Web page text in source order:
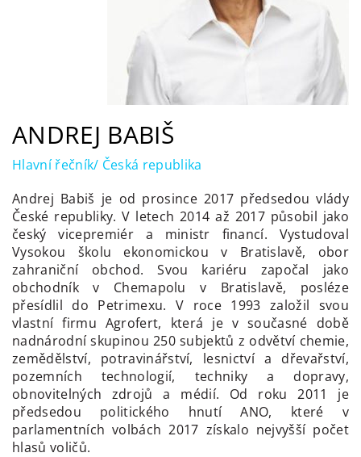
ANDREJ BABIŠ
Hlavní řečník/ Česká republika
Andrej Babiš je od prosince 2017 předsedou vlády
České republiky. V letech 2014 až 2017 působil jako
český vicepremiér a ministr financí. Vystudoval
Vysokou školu ekonomickou v Bratislavě, obor
zahraniční obchod. Svou kariéru započal jako
obchodník v Chemapolu v Bratislavě, posléze
přesídlil do Petrimexu. V roce 1993 založil svou
vlastní firmu Agrofert, která je v současné době
nadnárodní skupinou 250 subjektů z odvětví chemie,
zemědělství, potravinářství, lesnictví a dřevařství,
pozemních technologií, techniky a dopravy,
obnovitelných zdrojů a médií. Od roku 2011 je
předsedou politického hnutí ANO, které v
parlamentních volbách 2017 získalo nejvyšší počet
hlasů voličů.